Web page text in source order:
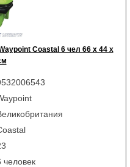
Coastal 6 чел 66 x 44 x
человек